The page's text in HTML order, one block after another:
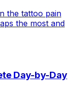
the tattoo pain
the most and
Day-by-Day